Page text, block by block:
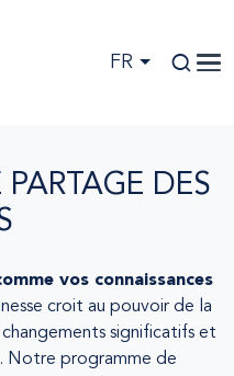
FR
DES
vos connaissances
croit au pouvoir de la
significatifs et
Notre programme de